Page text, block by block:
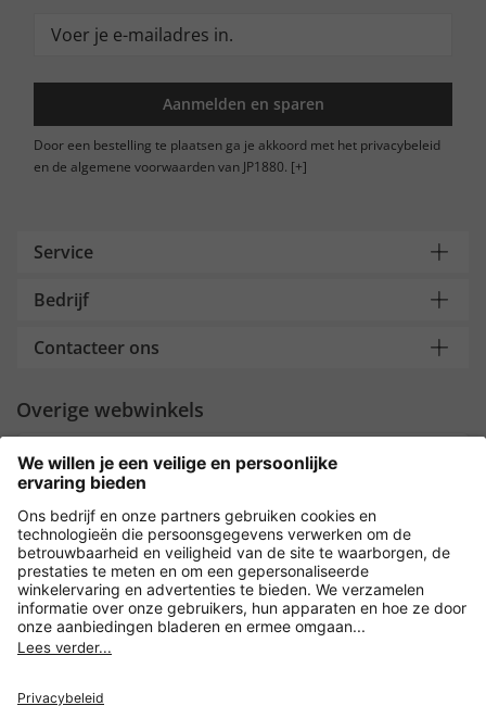
Aanmelden en sparen
Door een bestelling te plaatsen ga je akkoord met het privacybeleid
en de algemene voorwaarden van JP1880. [+]
Service
Bedrijf
Contacteer ons
Overige webwinkels
Nederland
Payment and Delivery
Versleuteling met